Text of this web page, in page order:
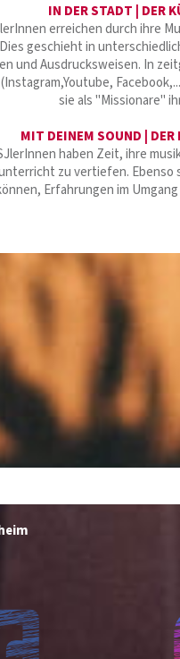
IN DER STADT | DER
erreichen durch ihre
geschieht in
und Ausdrucksweisen. In
sie als "Missionare"
MIT DEINEM SOUND |
haben Zeit, ihre
zu vertiefen. Ebenso
Erfahrungen im